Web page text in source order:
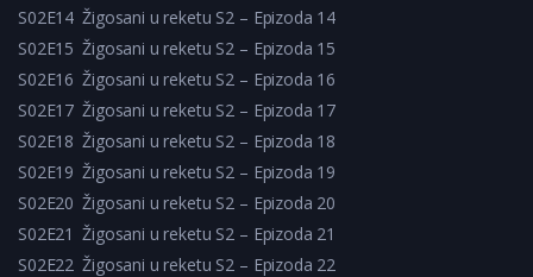
S02E14 Žigosani u reketu S2 – Epizoda 14
S02E15 Žigosani u reketu S2 – Epizoda 15
S02E16 Žigosani u reketu S2 – Epizoda 16
S02E17 Žigosani u reketu S2 – Epizoda 17
S02E18 Žigosani u reketu S2 – Epizoda 18
S02E19 Žigosani u reketu S2 – Epizoda 19
S02E20 Žigosani u reketu S2 – Epizoda 20
S02E21 Žigosani u reketu S2 – Epizoda 21
S02E22 Žigosani u reketu S2 – Epizoda 22